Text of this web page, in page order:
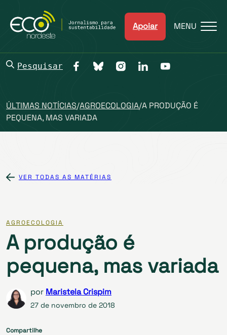
Apoiar MENU
Pesquisar
ÚLTIMAS NOTÍCIAS/AGROECOLOGIA/A PRODUÇÃO É
PEQUENA, MAS VARIADA
VER TODAS AS MATÉRIAS
AGROECOLOGIA
A produção é
pequena, mas variada
por Maristela Crispim
27 de novembro de 2018
Compartilhe